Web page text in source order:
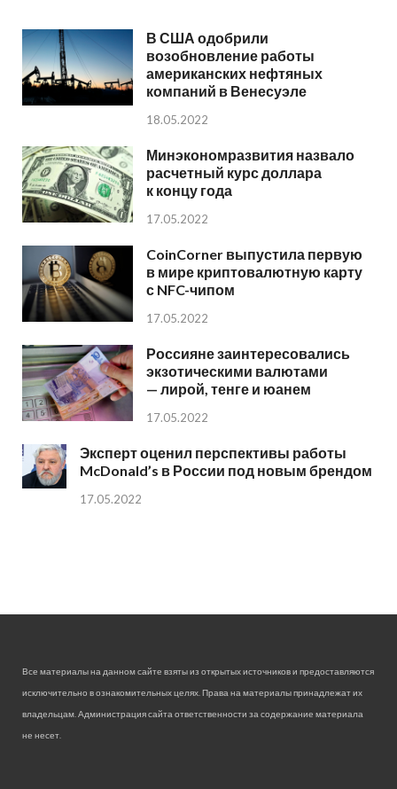
В США одобрили
возобновление работы
американских нефтяных
компаний в Венесуэле
18.05.2022
Минэкономразвития назвало
расчетный курс доллара
к концу года
17.05.2022
CoinCorner выпустила первую
в мире криптовалютную карту
с NFC-чипом
17.05.2022
Россияне заинтересовались
экзотическими валютами
— лирой, тенге и юанем
17.05.2022
Эксперт оценил перспективы работы
McDonald’s в России под новым брендом
17.05.2022
Все материалы на данном сайте взяты из открытых источников и предоставляются
исключительно в ознакомительных целях. Права на материалы принадлежат их
владельцам. Администрация сайта ответственности за содержание материала
не несет.